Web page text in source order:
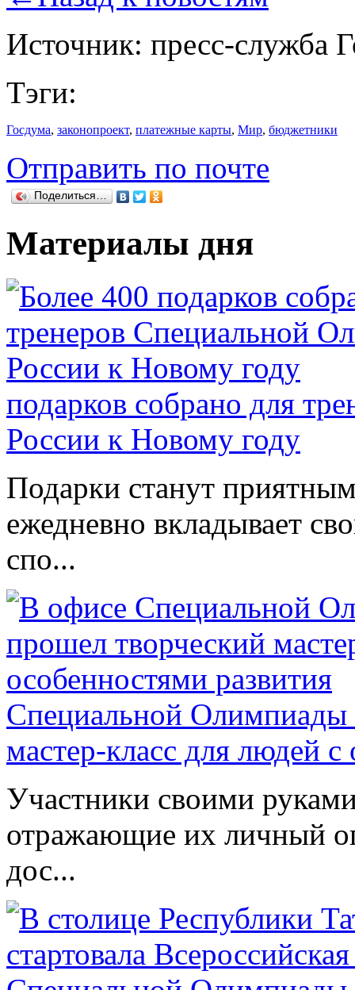
Источник: пресс-служба
Тэги:
Госдума, законопроект, платежные карты, Мир, бюджетники
Отправить по почте
Поделиться…
Материалы дня
подарков собрано для
России к Новому году
Подарки станут
ежедневно вкладывает
спо...
Специальной Олимпиады
мастер-класс для людей
Участники своими
отражающие их личный
дос...